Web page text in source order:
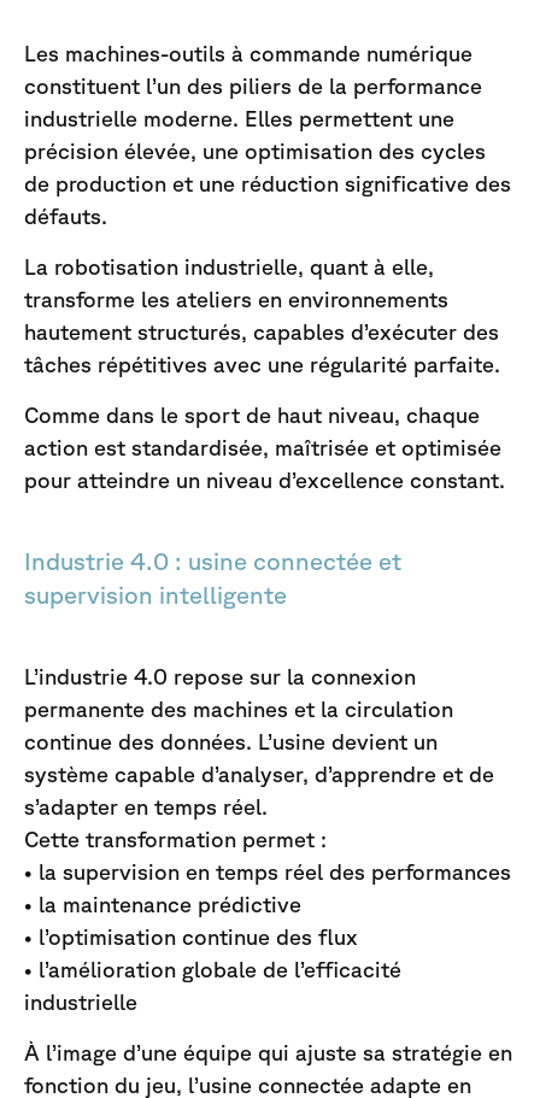
Les machines-outils à commande numérique
constituent l’un des piliers de la performance
industrielle moderne. Elles permettent une
précision élevée, une optimisation des cycles
de production et une réduction significative des
défauts.
La robotisation industrielle, quant à elle,
transforme les ateliers en environnements
hautement structurés, capables d’exécuter des
tâches répétitives avec une régularité parfaite.
Comme dans le sport de haut niveau, chaque
action est standardisée, maîtrisée et optimisée
pour atteindre un niveau d’excellence constant.
Industrie 4.0 : usine connectée et
supervision intelligente
L’industrie 4.0 repose sur la connexion
permanente des machines et la circulation
continue des données. L’usine devient un
système capable d’analyser, d’apprendre et de
s’adapter en temps réel.
Cette transformation permet :
• la supervision en temps réel des performances
• la maintenance prédictive
• l’optimisation continue des flux
• l’amélioration globale de l’efficacité
industrielle
À l’image d’une équipe qui ajuste sa stratégie en
fonction du jeu, l’usine connectée adapte en